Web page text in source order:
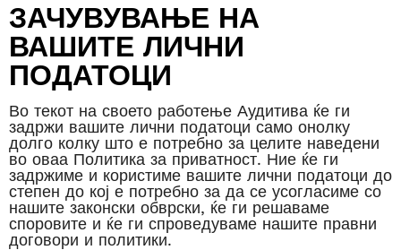
ЗАЧУВУВАЊЕ НА
ВАШИТЕ ЛИЧНИ
ПОДАТОЦИ
Во текот на своето работење Аудитива ќе ги
задржи вашите лични податоци само онолку
долго колку што е потребно за целите наведени
во оваа Политика за приватност. Ние ќе ги
задржиме и користиме вашите лични податоци до
степен до кој е потребно за да се усогласиме со
нашите законски обврски, ќе ги решаваме
споровите и ќе ги спроведуваме нашите правни
договори и политики.